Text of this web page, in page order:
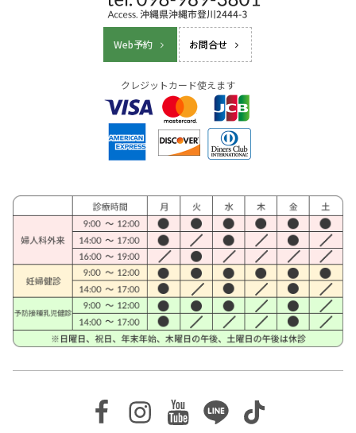
Web予約 お問合せ
クレジットカード使えます
Facebook
Instagram
Youtube
LineTikTok